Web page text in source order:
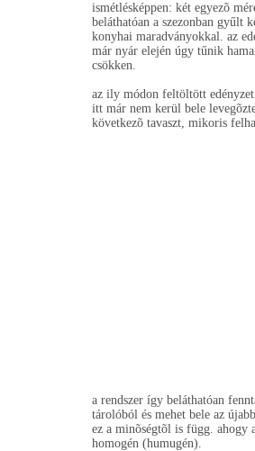
ismétlésképpen: két egyezõ
beláthatóan a szezonban gyűlt
konyhai maradványokkal. az
már nyár elején úgy tűnik
csökken.
az ily módon feltöltött
itt már nem kerül bele
következõ tavaszt, mikoris
a rendszer így beláthatóan
tárolóból és mehet bele az
ez a minõségtõl is függ. ahogy
homogén (humugén).